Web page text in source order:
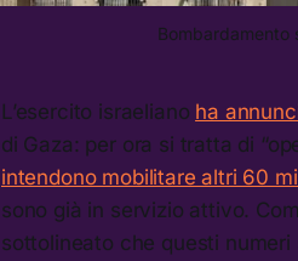
Bombardamento
L’esercito israeliano ha
di Gaza: per ora si tratta di
intendono mobilitare altri 60
sono già in servizio attivo.
sottolineato che questi